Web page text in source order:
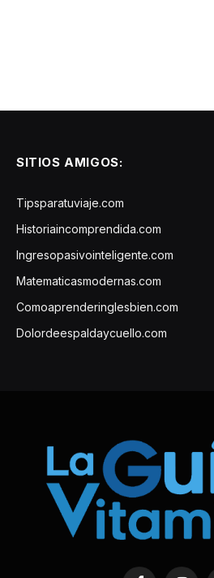
SITIOS AMIGOS:
Tipsparatuviaje.com
Historiaincomprendida.com
Ingresopasivointeligente.com
Matematicasmodernas.com
Comoaprenderinglesbien.com
Dolordeespaldaycuello.com